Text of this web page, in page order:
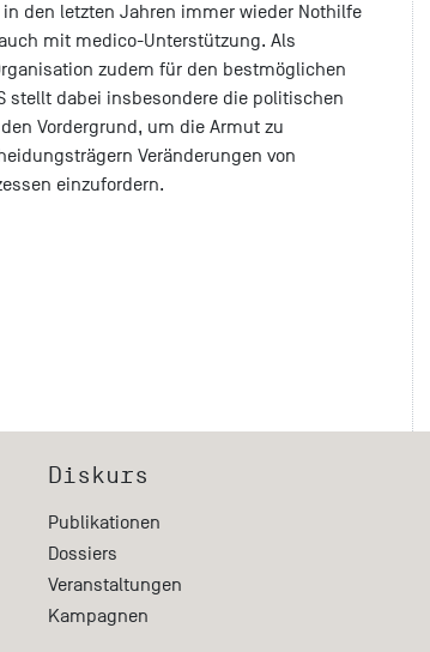
in den letzten Jahren immer wieder Nothilfe
mit medico-Unterstützung. Als
zudem für den bestmöglichen
stellt dabei insbesondere die politischen
Vordergrund, um die Armut zu
Veränderungen von
einzufordern.
Diskurs
Publikationen
Dossiers
Veranstaltungen
Kampagnen